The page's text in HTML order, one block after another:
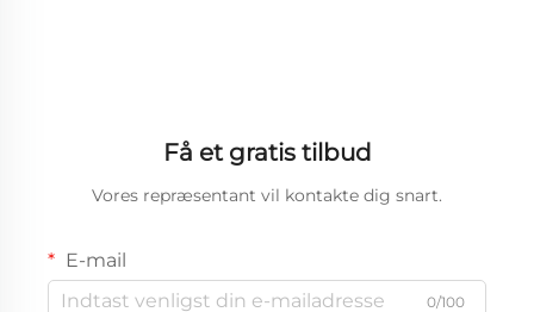
Få et gratis tilbud
Vores repræsentant vil kontakte dig snart.
E-mail
0/100